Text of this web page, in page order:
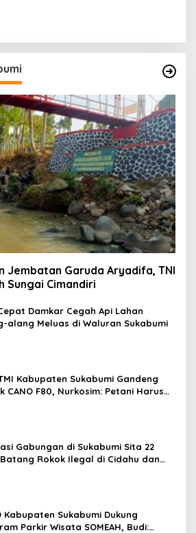
Jembatan Garuda Aryadifa, TNI
Sungai Cimandiri
Damkar Cegah Api Lahan
alang Meluas di Waluran Sukabumi
Kabupaten Sukabumi Gandeng
CANO F80, Nurkosim: Petani Harus
Gabungan di Sukabumi Sita 22
Rokok Ilegal di Cidahu dan
Kabupaten Sukabumi Dukung
Parkir Wisata SOMEAH, Budi: